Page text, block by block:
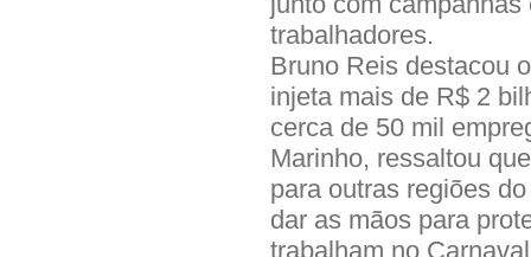
trabalhadores.
Bruno Reis destacou
injeta mais de R$ 2
cerca de 50 mil
Marinho, ressaltou
para outras regiões
dar as mãos para
trabalham no